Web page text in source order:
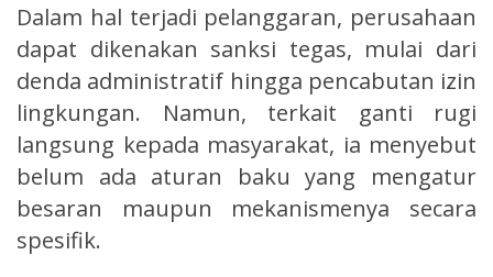
Dalam hal terjadi pelanggaran, perusahaan
dapat dikenakan sanksi tegas, mulai dari
denda administratif hingga pencabutan izin
lingkungan. Namun, terkait ganti rugi
langsung kepada masyarakat, ia menyebut
belum ada aturan baku yang mengatur
besaran maupun mekanismenya secara
spesifik.